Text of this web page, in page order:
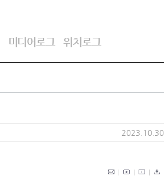
미디어로그 위치로그
2023.10.30